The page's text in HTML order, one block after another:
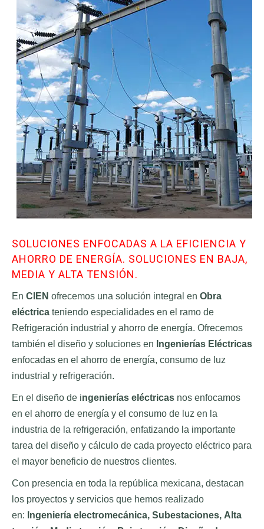
SERVICIOS-USA
Layout de Anteproyecto
Diseño de Cuartos Frios
Diseño de Áreas de Proceso de Alimentos
Diseño de Plantas Grado Alimenticio
GALERÍA
Galería Refrigeración Industrial
Galería Obra CIvil
Galería Obra Estructural
Galería Obra Eléctrica
Galería de Proyecto Ejecutivo
NOSOTROS
Contacto
Currículum
Bolsa de Trabajo
BLOG
Blog de refrigeración
Videos
COTIZADOR
SOLUCIONES ENFOCADAS A LA EFICIENCIA Y
AHORRO DE ENERGÍA. SOLUCIONES EN BAJA,
MEDIA Y ALTA TENSIÓN.
En CIEN ofrecemos una solución integral en Obra
eléctrica teniendo especialidades en el ramo de
Refrigeración industrial y ahorro de energía. Ofrecemos
también el diseño y soluciones en Ingenierías Eléctricas
enfocadas en el ahorro de energía, consumo de luz
industrial y refrigeración.
En el diseño de ingenierías eléctricas nos enfocamos
en el ahorro de energía y el consumo de luz en la
industria de la refrigeración, enfatizando la importante
tarea del diseño y cálculo de cada proyecto eléctrico para
el mayor beneficio de nuestros clientes.
Con presencia en toda la república mexicana, destacan
los proyectos y servicios que hemos realizado
en: Ingeniería electromecánica, Subestaciones, Alta